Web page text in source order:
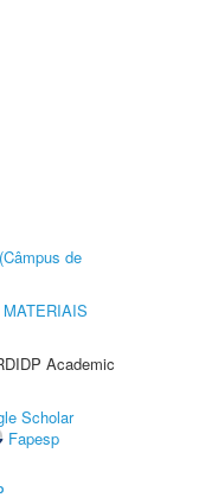
de
Academic
Scholar
Fapesp